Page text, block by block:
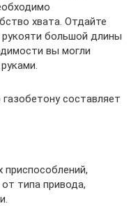
хвата. Отдайте
большой длины
вы могли
составляет
типа привода,